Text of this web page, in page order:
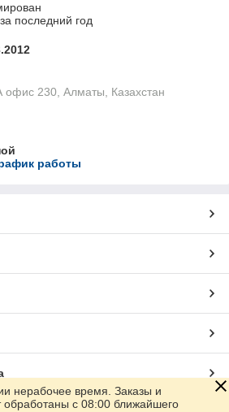
последний год
офис 230, Алматы, Казахстан
работы
нерабочее время. Заказы и
обработаны с 08:00 ближайшего